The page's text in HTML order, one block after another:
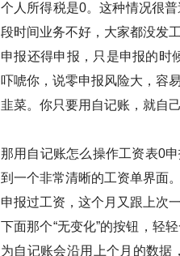
个人所得税是0。这种情况很
段时间业务不好，大家都没发
申报还得申报，只是申报的时
吓唬你，说零申报风险大，容
韭菜。你只要用自记账，就自
那用自记账怎么操作工资表0
到一个非常清晰的工资单界面
申报过工资，这个月又跟上次
下面那个“无变化”的按钮，轻
为自记账会沿用上个月的数据